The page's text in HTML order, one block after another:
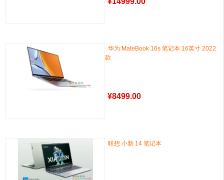
华为 MateBook 16s 笔记本 16英寸 2022
款
¥8499.00
联想 小新 14 笔记本